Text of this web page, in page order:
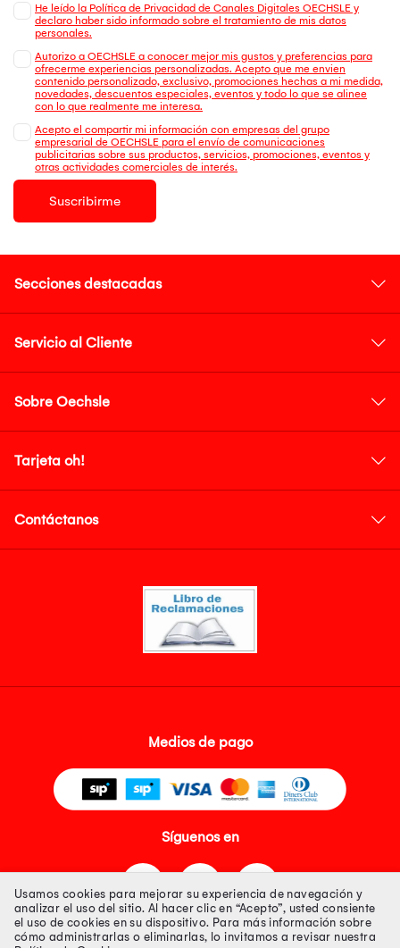
He leído la Política de Privacidad de Canales Digitales OECHSLE y
declaro haber sido informado sobre el tratamiento de mis datos
personales.
Autorizo a OECHSLE a conocer mejor mis gustos y preferencias para
ofrecerme experiencias personalizadas. Acepto que me envien
contenido personalizado, exclusivo, promociones hechas a mi medida,
novedades, descuentos especiales, eventos y todo lo que se alinee
con lo que realmente me interesa.
Acepto el compartir mi información con empresas del grupo
empresarial de OECHSLE para el envío de comunicaciones
publicitarias sobre sus productos, servicios, promociones, eventos y
otras actividades comerciales de interés.
Suscribirme
Secciones destacadas
Servicio al Cliente
Sobre Oechsle
Tarjeta oh!
Contáctanos
Medios de pago
Síguenos en
Usamos cookies para mejorar su experiencia de navegación y
analizar el uso del sitio. Al hacer clic en “Acepto”, usted consiente
el uso de cookies en su dispositivo. Para más información sobre
cómo administrarlas o eliminarlas, lo invitamos a revisar nuestra